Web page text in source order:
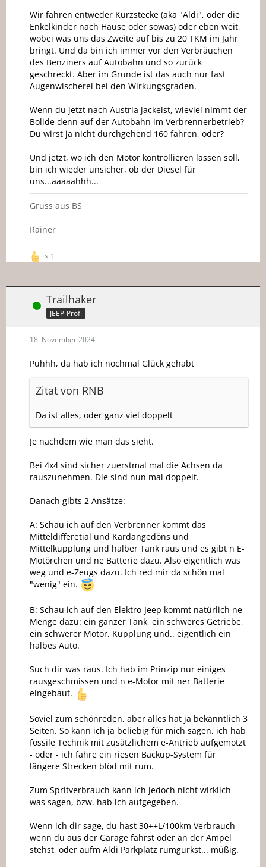
Wir fahren entweder Kurzstecke (aka "Aldi", oder die
Enkelkinder nach Hause oder sowas) oder eben weit,
wobei was uns das Zweite auf bis zu 20 TKM im Jahr
bringt. Und da bin ich immer vor den Verbräuchen
des Benziners auf Autobahn und so zurück
geschreckt. Aber im Grunde ist das auch nur fast
Augenwischerei bei den Wirkungsgraden.
Wenn du jetzt nach Austria jackelst, wieviel nimmt der
Bolide denn auf der Autobahn im Verbrennerbetrieb?
Du wirst ja nicht durchgehend 160 fahren, oder?
Und jetzt, wo ich den Motor kontrollieren lassen soll,
bin ich wieder unsicher, ob der Diesel für
uns...aaaaahhh...
Gruss aus BS
Rainer
1
Online Trailhaker
JEEP-Profi
18. November 2024
Puhhh, da hab ich nochmal Glück gehabt
Zitat von RNB
Da ist alles, oder ganz viel doppelt
Je nachdem wie man das sieht.
Bei 4x4 sind sicher zuerstmal mal die Achsen da
rauszunehmen. Die sind nun mal doppelt.
Danach gibts 2 Ansätze:
A: Schau ich auf den Verbrenner kommt das
Mitteldifferetial und Kardangedöns und
Mittelkupplung und halber Tank raus und es gibt n E-
Motörchen und ne Batterie dazu. Also eigentlich was
weg und e-Zeugs dazu. Ich red mir da schön mal
"wenig" ein.
B: Schau ich auf den Elektro-Jeep kommt natürlich ne
Menge dazu: ein ganzer Tank, ein schweres Getriebe,
ein schwerer Motor, Kupplung und.. eigentlich ein
halbes Auto.
Such dir was raus. Ich hab im Prinzip nur einiges
rausgeschmissen und n e-Motor mit ner Batterie
eingebaut.
Soviel zum schönreden, aber alles hat ja bekanntlich 3
Seiten. So kann ich ja beliebig für mich sagen, ich hab
fossile Technik mit zusätzlichem e-Antrieb aufgemotzt
- oder - ich fahre ein riesen Backup-System für
längere Strecken blöd mit rum.
Zum Spritverbrauch kann ich jedoch nicht wirklich
was sagen, bzw. hab ich aufgegeben.
Wenn ich dir sage, du hast 30++L/100km Verbrauch
wenn du aus der Garage fährst oder an der Ampel
stehst, oder aufm Aldi Parkplatz rumgurkst... müßig.